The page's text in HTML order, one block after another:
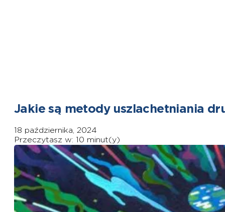
Jakie są metody uszlachetniania
18 października, 2024
Przeczytasz w: 10 minut(y)